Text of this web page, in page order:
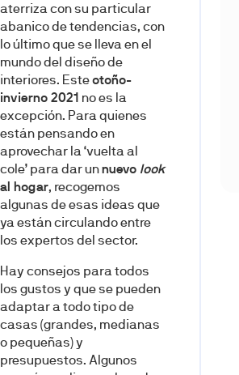
aterriza con su particular
abanico de tendencias, con
lo último que se lleva en el
mundo del diseño de
interiores. Esteotoño-
invierno 2021 no es la
excepción. Para quienes
están pensando en
aprovechar la ‘vuelta al
cole’ para dar unnuevo look
al hogar, recogemos
algunas de esas ideas que
ya están circulando entre
los expertos del sector.
Hay consejos para todos
los gustos y que se pueden
adaptar a todo tipo de
casas (grandes, medianas
o pequeñas) y
presupuestos. Algunos